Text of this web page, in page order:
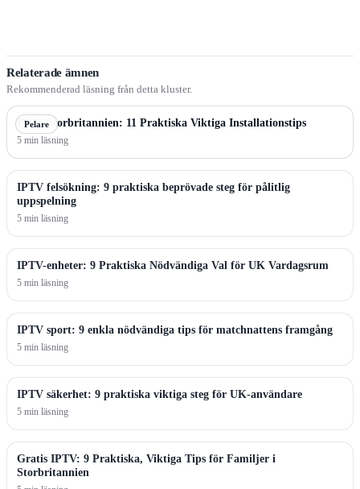
Relaterade ämnen
Rekommenderad läsning från detta kluster.
Pelare
IPTV Storbritannien: 11 Praktiska Viktiga Installationstips
5 min läsning
IPTV felsökning: 9 praktiska beprövade steg för pålitlig
uppspelning
5 min läsning
IPTV-enheter: 9 Praktiska Nödvändiga Val för UK Vardagsrum
5 min läsning
IPTV sport: 9 enkla nödvändiga tips för matchnattens framgång
5 min läsning
IPTV säkerhet: 9 praktiska viktiga steg för UK-användare
5 min läsning
Gratis IPTV: 9 Praktiska, Viktiga Tips för Familjer i
Storbritannien